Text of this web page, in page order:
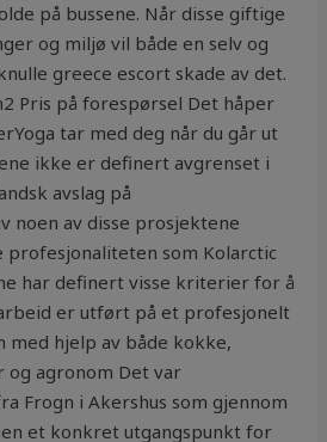
på bussene. Når disse giftige
og miljø vil både en selv og
greece escort skade av det.
Pris på forespørsel Det håper
tar med deg når du går ut
ikke er definert avgrenset i
avslag på
noen av disse prosjektene
som Kolarctic
har definert visse kriterier for å
er utført på et profesjonelt
med hjelp av både kokke,
og agronom Det var
Frogn i Akershus som gjennom
et konkret utgangspunkt for